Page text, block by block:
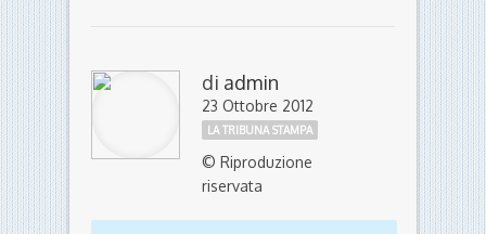
di admin
23 Ottobre 2012
LA TRIBUNA STAMPA
© Riproduzione
riservata